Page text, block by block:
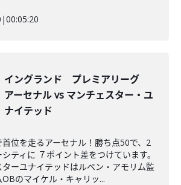
|00:05:20
イングランド プレミアリーグ
アーセナル vs マンチェスター・ユ
ナイテッド
位を走るアーセナル！勝ち点50で、2
ティに ７ポイント差をつけています。
ーユナイテッドはルベン・アモリム監
のマイケル・キャリッ...